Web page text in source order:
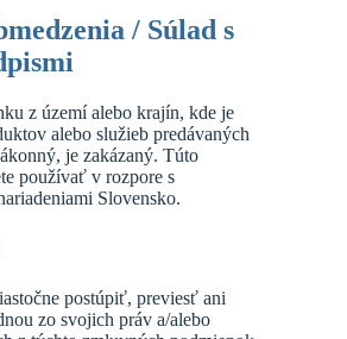
/ Súlad s
z území alebo krajín, kde je
alebo služieb predávaných
je zakázaný. Túto
používať v rozpore s
Slovensko.
postúpiť, previesť ani
zo svojich práv a/alebo